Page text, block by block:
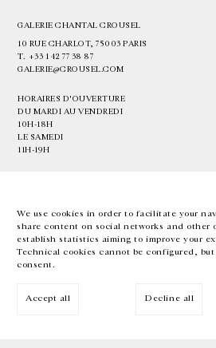
We use cookies in order to facilitate your
share content on social networks and other
establish statistics aiming to improve your
Technical cookies cannot be configured,
consent.
Accept all Decline all
GALERIE CHANTAL CROUSEL
10 RUE CHARLOT, 75003 PARIS
T. +33 1 42 77 38 87
GALERIE@CROUSEL.COM
HORAIRES D'OUVERTURE
DU MARDI AU VENDREDI
10H-18H
LE SAMEDI
11H-19H
EN FR 中文 Facebook Instagram
Inscrivez-vous à notre newsletter